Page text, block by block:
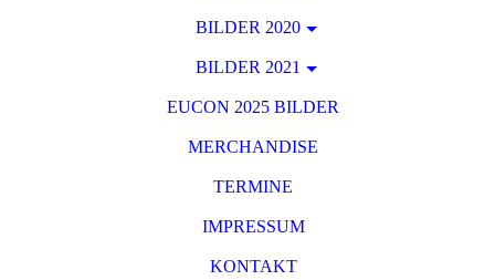
BILDER 2020
BILDER 2021
EUCON 2025 BILDER
MERCHANDISE
TERMINE
IMPRESSUM
KONTAKT